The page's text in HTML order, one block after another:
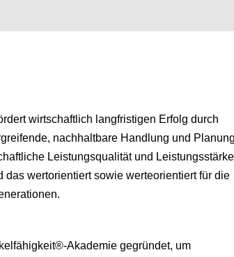
wirtschaftlich langfristigen Erfolg durch
nachhaltbare Handlung und
Leistungsqualität und
das wertorientiert sowie werteorientiert für die
Akademie gegründet, um